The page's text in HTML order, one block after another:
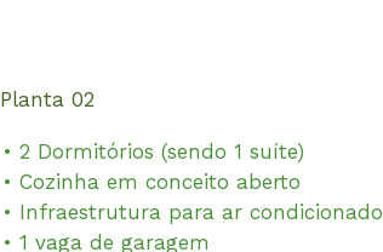
Planta 02
• 2 Dormitórios (sendo 1 suíte)
• Cozinha em conceito aberto
• Infraestrutura para ar condicionado
• 1 vaga de garagem